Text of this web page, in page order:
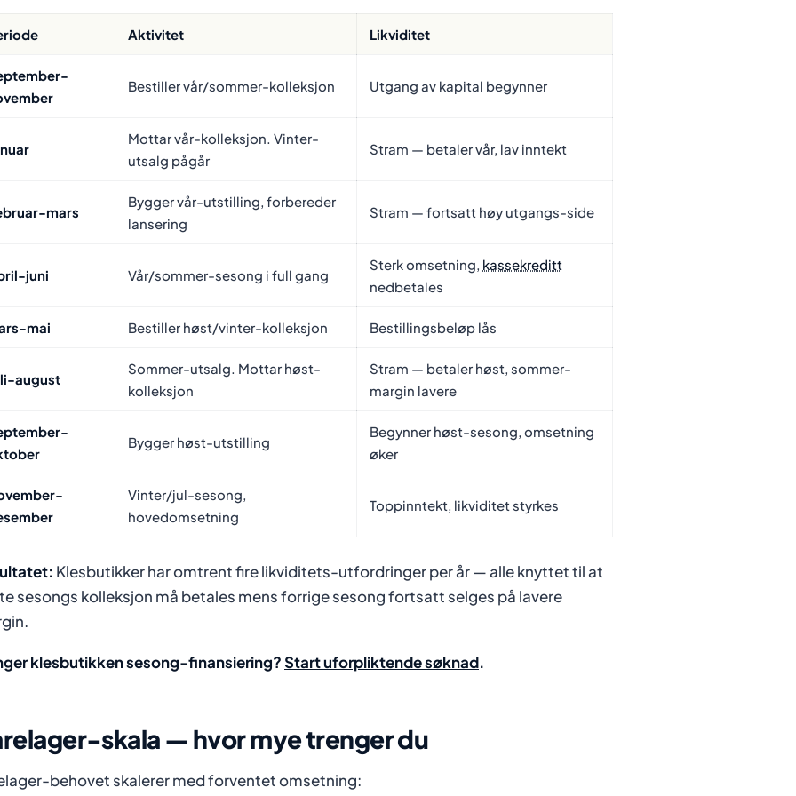
Aktivitet Likviditet
Bestiller vår/sommer-kolleksjon Utgang av kapital begynner
Mottar vår-kolleksjon. Vinter-
utsalg pågår
Stram — betaler vår, lav inntekt
mars
Bygger vår-utstilling, forbereder
lansering
Stram — fortsatt høy utgangs-side
juni Vår/sommer-sesong i full gang
Sterk omsetning, kassekreditt
nedbetales
mai Bestiller høst/vinter-kolleksjon Bestillingsbeløp lås
august
Sommer-utsalg. Mottar høst-
kolleksjon
Stram — betaler høst, sommer-
margin lavere
Bygger høst-utstilling
Begynner høst-sesong, omsetning
øker
Vinter/jul-sesong,
hovedomsetning
Toppinntekt, likviditet styrkes
Klesbutikker har omtrent fire likviditets-utfordringer per år — alle knyttet til at
sesongs kolleksjon må betales mens forrige sesong fortsatt selges på lavere
klesbutikken sesong-finansiering?Start uforpliktende søknad.
skala — hvor mye trenger du
behovet skalerer med forventet omsetning: